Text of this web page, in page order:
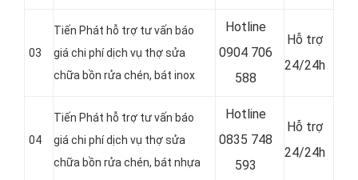
03
Tiến Phát hỗ trợ tư vấn báo
giá chi phí dịch vụ thợ sửa
chữa bồn rửa chén, bát inox
Hotline
0904 706
588
Hỗ trợ
24/24h
04
Tiến Phát hỗ trợ tư vấn báo
giá chi phí dịch vụ thợ sửa
chữa bồn rửa chén, bát nhựa
Hotline
0835 748
593
Hỗ trợ
24/24h